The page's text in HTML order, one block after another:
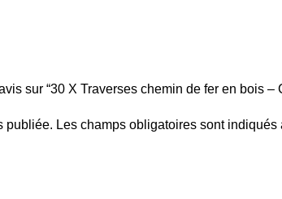
sur “30 X Traverses chemin de fer en bois –
publiée. Les champs obligatoires sont indiqués